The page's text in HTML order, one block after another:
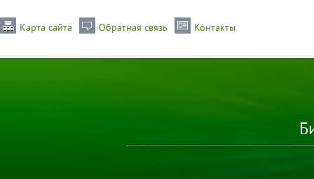
Карта сайта Обратная связь Контакты